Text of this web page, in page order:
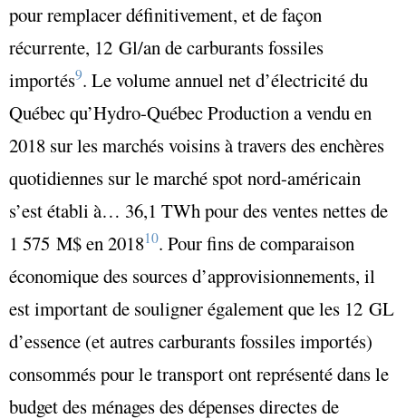
pour remplacer définitivement, et de façon
récurrente, 12 Gl/an de carburants fossiles
importés9. Le volume annuel net d’électricité du
Québec qu’Hydro-Québec Production a vendu en
2018 sur les marchés voisins à travers des enchères
quotidiennes sur le marché spot nord-américain
s’est établi à… 36,1 TWh pour des ventes nettes de
1 575 M$ en 201810. Pour fins de comparaison
économique des sources d’approvisionnements, il
est important de souligner également que les 12 GL
d’essence (et autres carburants fossiles importés)
consommés pour le transport ont représenté dans le
budget des ménages des dépenses directes de